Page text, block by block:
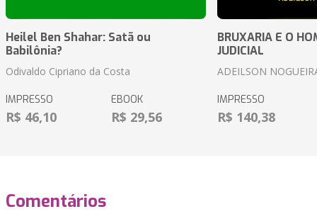
Heilel Ben Shahar: Satã ou
Babilônia?
Odivaldo Cipriano da Costa
IMPRESSO
R$ 46,10
EBOOK
R$ 29,56
BRUXARIA E O
JUDICIAL
ADEILSON
IMPRESSO
R$ 140,38
Comentários